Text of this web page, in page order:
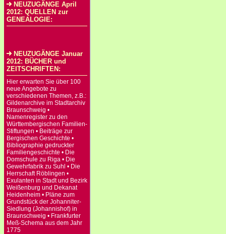
NEUZUGÄNGE April
2012: QUELLEN zur
GENEALOGIE:
NEUZUGÄNGE Januar
2012: BÜCHER und
ZEITSCHRIFTEN:
Hier erwarten Sie über 100
neue Angebote zu
verschiedenen Themen, z.B.:
Gildenarchive im Stadtarchiv
Braunschweig •
Namenregister zu den
Württembergischen Familien-
Stiftungen • Beiträge zur
Bergischen Geschichte •
Bibliographie gedruckter
Familiengeschichte • Die
Domschule zu Riga • Die
Gewehrfabrik zu Suhl • Die
Herrschaft Röblingen •
Exulanten in Stadt und Bezirk
Weißenburg und Dekanat
Heidenheim • Pläne zum
Grundstück der Johanniter-
Siedlung (Johannishof) in
Braunschweig • Frankfurter
Meß-Schema aus dem Jahr
1775